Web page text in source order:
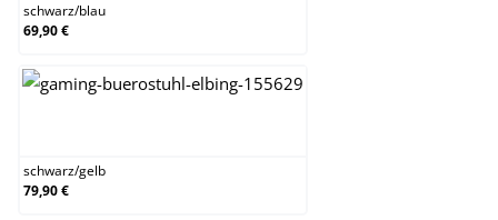
schwarz/blau
69,90 €
schwarz/gelb
79,90 €